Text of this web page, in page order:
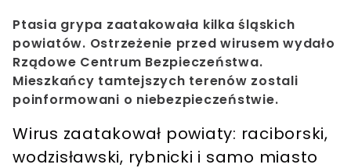
Ptasia grypa zaatakowała kilka śląskich
powiatów. Ostrzeżenie przed wirusem wydało
Rządowe Centrum Bezpieczeństwa.
Mieszkańcy tamtejszych terenów zostali
poinformowani o niebezpieczeństwie.
Wirus zaatakował powiaty: raciborski,
wodzisławski, rybnicki i samo miasto